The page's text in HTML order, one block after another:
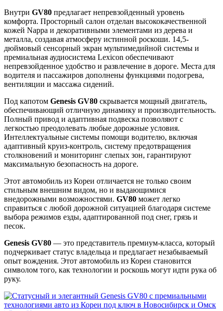
Внутри GV80 предлагает непревзойденный уровень
комфорта. Просторный салон отделан высококачественной
кожей Nappa и декоративными элементами из дерева и
металла, создавая атмосферу истинной роскоши. 14,5-
дюймовый сенсорный экран мультимедийной системы и
премиальная аудиосистема Lexicon обеспечивают
непревзойденное удобство и развлечение в дороге. Места для
водителя и пассажиров дополнены функциями подогрева,
вентиляции и массажа сидений.
Под капотом Genesis GV80 скрывается мощный двигатель,
обеспечивающий отличную динамику и производительность.
Полный привод и адаптивная подвеска позволяют с
легкостью преодолевать любые дорожные условия.
Интеллектуальные системы помощи водителю, включая
адаптивный круиз-контроль, систему предотвращения
столкновений и мониторинг слепых зон, гарантируют
максимальную безопасность на дороге.
Этот автомобиль из Кореи отличается не только своим
стильным внешним видом, но и выдающимися
внедорожными возможностями. GV80 может легко
справиться с любой дорожной ситуацией благодаря системе
выбора режимов езды, адаптированной под снег, грязь и
песок.
Genesis GV80 — это представитель премиум-класса, который
подчеркивает статус владельца и предлагает незабываемый
опыт вождения. Этот автомобиль из Кореи становится
символом того, как технологии и роскошь могут идти рука об
руку.